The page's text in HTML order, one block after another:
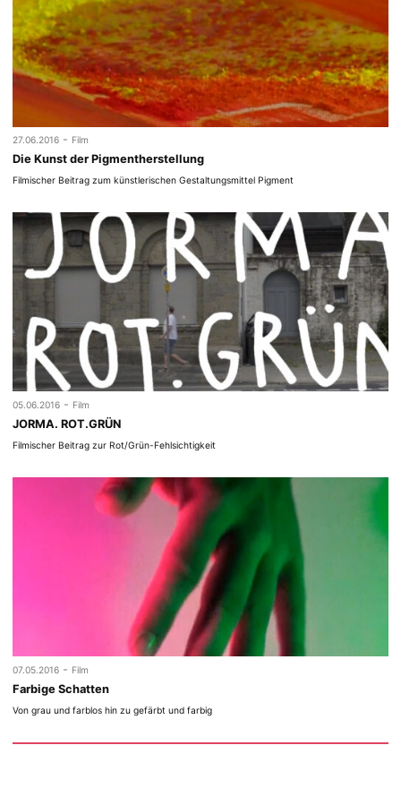
27.06.2016 - Film
Die Kunst der Pigmentherstellung
Filmischer Beitrag zum künstlerischen Gestaltungsmittel Pigment
05.06.2016 - Film
JORMA. ROT.GRÜN
Filmischer Beitrag zur Rot/Grün-Fehlsichtigkeit
07.05.2016 - Film
Farbige Schatten
Von grau und farblos hin zu gefärbt und farbig